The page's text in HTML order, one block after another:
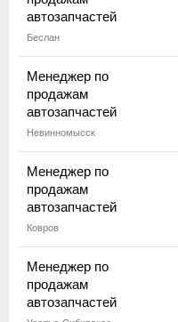
автозапчастей
Беслан
Менеджер по
продажам
автозапчастей
Невинномысск
Менеджер по
продажам
автозапчастей
Ковров
Менеджер по
продажам
автозапчастей